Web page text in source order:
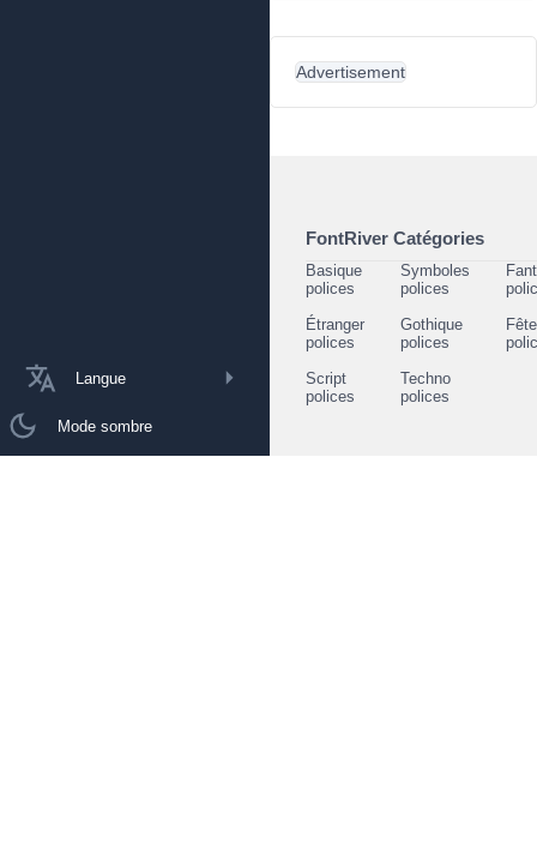
Langue
Mode sombre
Advertisement
FontRiver Catégories
Basique
polices
Symboles
polices
Étranger
polices
Gothique
polices
Script
polices
Techno
polices